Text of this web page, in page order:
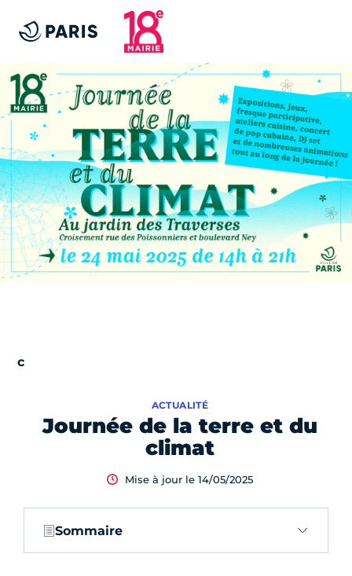
Journée de la terre et du
climat
ACTUALITÉ
Mise à jour le 14/05/2025
Sommaire